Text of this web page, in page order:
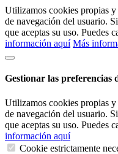
Utilizamos cookies propias y
de navegación del usuario.
que aceptas su uso. Puedes
información aquí Más
Gestionar las preferencias
Utilizamos cookies propias y
de navegación del usuario.
que aceptas su uso. Puedes
información aquí
Cookie estrictamente